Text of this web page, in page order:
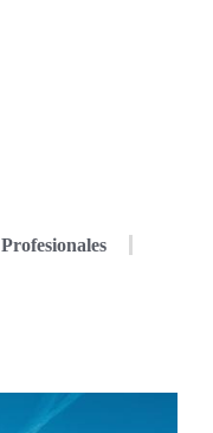
Profesionales